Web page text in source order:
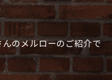
のメルローのご紹介で